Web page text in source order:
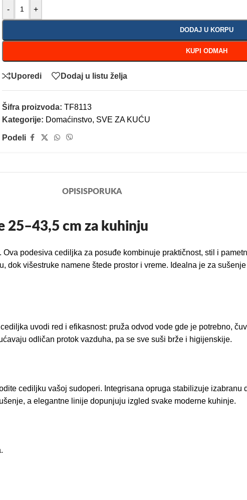
- +
DODAJ U KORPU
KUPI ODMAH
Uporedi Dodaj u listu želja
Šifra proizvoda: TF8113
Kategorije: Domaćinstvo, SVE ZA KUĆU
Podeli
OPISISPORUKA
25–43,5 cm za kuhinju
podesiva cediljka za posuđe kombinuje praktičnost, stil i
dok višestruke namene štede prostor i vreme. Idealna je za
uvodi red i efikasnost: pruža odvod vode gde je potrebno,
odličan protok vazduha, pa se sve suši brže i higijenskije.
cediljku vašoj sudoperi. Integrisana opruga stabilizuje
a elegantne linije dopunjuju izgled svake moderne kuhinje.